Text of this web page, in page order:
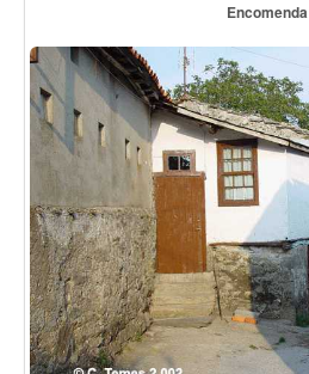
Encomenda